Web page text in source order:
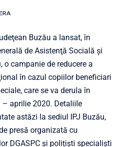
Buzău a lansat, în
de Asistenţă Socială şi
o campanie de reducere a
în cazul copiilor beneficiari
care se va derula în
aprilie 2020. Detaliile
astăzi la sediul IPJ Buzău,
presă organizată cu
DGASPC și polițiști specialiști